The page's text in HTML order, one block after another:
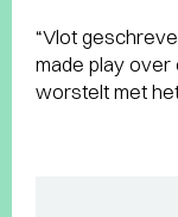
“Vlot
made play
worstelt met